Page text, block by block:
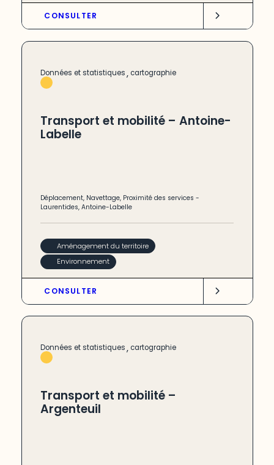
CONSULTER
Données et statistiques, cartographie
Transport et mobilité – Antoine-
Labelle
Déplacement, Navettage, Proximité des services -
Laurentides,Antoine-Labelle
Aménagement du territoire
Environnement
CONSULTER
Données et statistiques, cartographie
Transport et mobilité –
Argenteuil